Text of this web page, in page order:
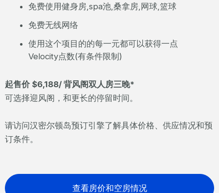
免费使用健身房,spa池,桑拿房,网球,篮球
免费无线网络
使用这个项目的的每一元都可以获得一点
Velocity点数(有条件限制)
起售价 $6,188/ 背风阁双人房三晚*
可选择迎风阁，和更长的停留时间。
请访问汉密尔顿岛预订引擎了解具体价格、供应情况和预
订条件。
查看房价和空房情况